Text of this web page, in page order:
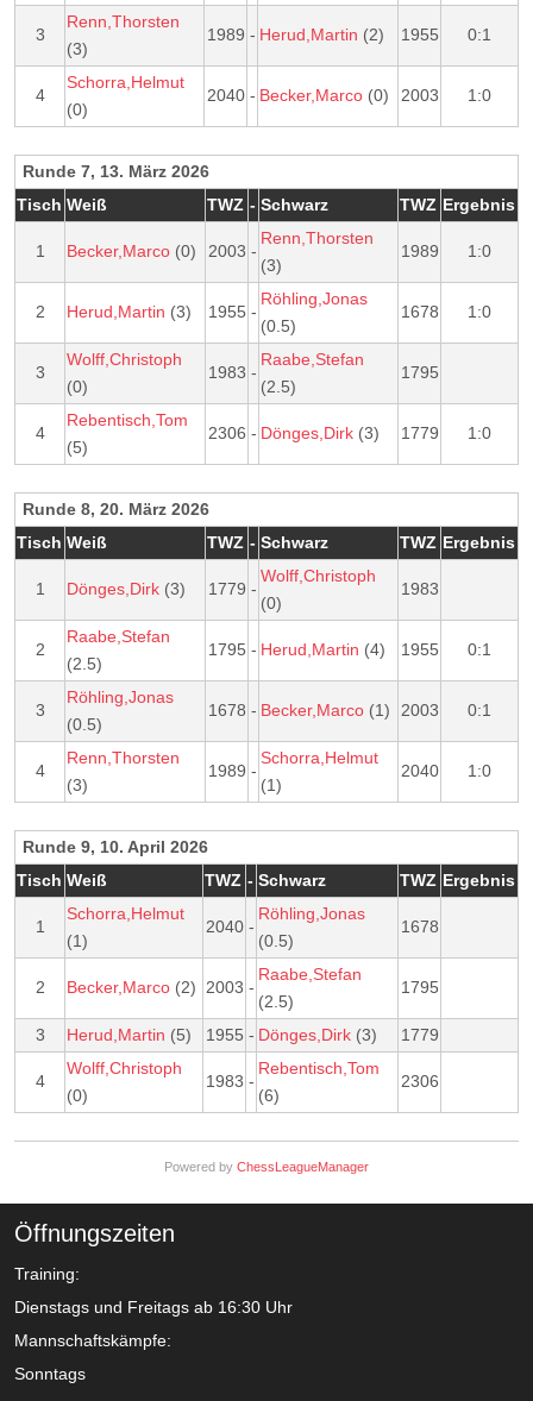
3
Renn,Thorsten
(3)
1989 - Herud,Martin (2) 1955 0:1
4
Schorra,Helmut
(0)
2040 - Becker,Marco (0) 2003 1:0
Runde 7, 13. März 2026
Tisch Weiß TWZ - Schwarz TWZ Ergebnis
1 Becker,Marco (0) 2003 -
Renn,Thorsten
(3)
1989 1:0
2 Herud,Martin (3) 1955 -
Röhling,Jonas
(0.5)
1678 1:0
3
Wolff,Christoph
(0)
1983 -
Raabe,Stefan
(2.5)
1795
4
Rebentisch,Tom
(5)
2306 - Dönges,Dirk (3) 1779 1:0
Runde 8, 20. März 2026
Tisch Weiß TWZ - Schwarz TWZ Ergebnis
1 Dönges,Dirk (3) 1779 -
Wolff,Christoph
(0)
1983
2
Raabe,Stefan
(2.5)
1795 - Herud,Martin (4) 1955 0:1
3
Röhling,Jonas
(0.5)
1678 - Becker,Marco (1) 2003 0:1
4
Renn,Thorsten
(3)
1989 -
Schorra,Helmut
(1)
2040 1:0
Runde 9, 10. April 2026
Tisch Weiß TWZ - Schwarz TWZ Ergebnis
1
Schorra,Helmut
(1)
2040 -
Röhling,Jonas
(0.5)
1678
2 Becker,Marco (2) 2003 -
Raabe,Stefan
(2.5)
1795
3 Herud,Martin (5) 1955 - Dönges,Dirk (3) 1779
4
Wolff,Christoph
(0)
1983 -
Rebentisch,Tom
(6)
2306
Powered by ChessLeagueManager
Öffnungszeiten
Training:
Dienstags und Freitags ab 16:30 Uhr
Mannschaftskämpfe:
Sonntags